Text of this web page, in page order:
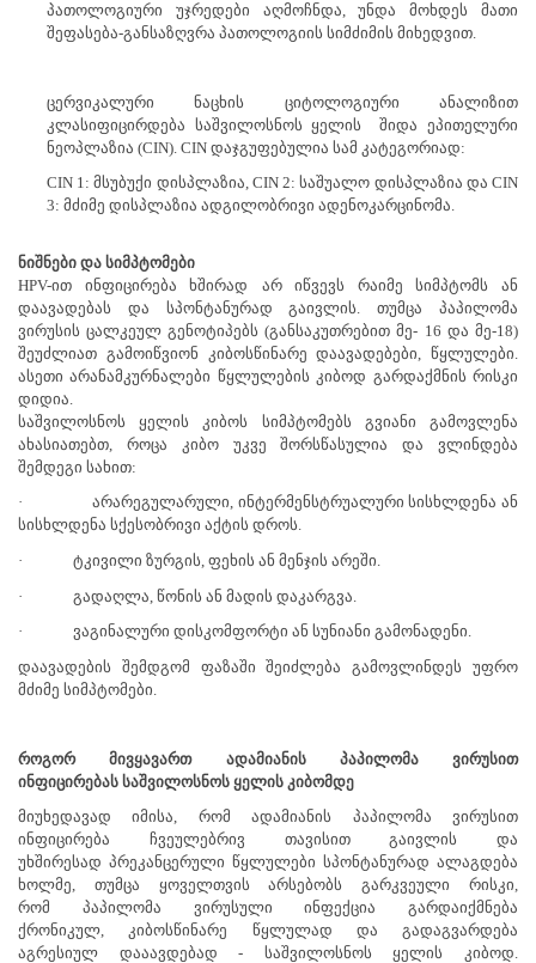
პათოლოგიური უჯრედები აღმოჩნდა, უნდა მოხდეს მათი
შეფასება-განსაზღვრა პათოლოგიის სიმძიმის მიხედვით.
ცერვიკალური ნაცხის ციტოლოგიური ანალიზით
კლასიფიცირდება საშვილოსნოს ყელის
შიდა ეპითელური
ნეოპლაზია (CIN). CIN დაჯგუფებულია სამ კატეგორიად:
CIN 1:მსუბუქი დისპლაზია, CIN 2: საშუალო დისპლაზია და CIN
3: მძიმე დისპლაზია ადგილობრივი ადენოკარცინომა.
ნიშნები და სიმპტომები
HPV-ით ინფიცირება ხშირად
არ იწვევს რაიმე სიმპტომს ან
დაავადებას და სპონტანურად გაივლის. თუმცა პაპილომა
ვირუსის ცალკეულ გენოტიპებს (განსაკუთრებით მე- 16 და მე-18)
შეუძლიათ გამოიწვიონ კიბოსწინარე დაავადებები, წყლულები.
ასეთი არანამკურნალები წყლულების კიბოდ გარდაქმნის რისკი
დიდია.
საშვილოსნოს ყელის კიბოს სიმპტომებს გვიანი გამოვლენა
ახასიათებთ, როცა კიბო უკვე შორსწასულია და ვლინდება
შემდეგი სახით:
·
არარეგულარული, ინტერმენსტრუალური სისხლდენა ან
სისხლდენა სქესობრივი აქტის დროს.
·
ტკივილი ზურგის, ფეხის ან მენჯის არეში.
·
გადაღლა, წონის ან მადის დაკარგვა.
·
ვაგინალური დისკომფორტი ან სუნიანი გამონადენი.
დაავადების შემდგომ ფაზაში შეიძლება გამოვლინდეს უფრო
მძიმე სიმპტომები.
როგორ მივყავართ ადამიანის პაპილომა ვირუსით
ინფიცირებას საშვილოსნოს ყელის კიბომდე
მიუხედავად იმისა, რომ ადამიანის პაპილომა ვირუსით
ინფიცირება ჩვეულებრივ თავისით გაივლის და
უხშირესად პრეკანცერული წყლულები სპონტანურად ალაგდება
ხოლმე, თუმცა ყოველთვის არსებობს გარკვეული რისკი,
რომ პაპილომა ვირუსული ინფექცია გარდაიქმნება
ქრონიკულ,
კიბოსწინარე წყლულად და გადაგვარდება
აგრესიულ დააავდებად - საშვილოსნოს ყელის კიბოდ.